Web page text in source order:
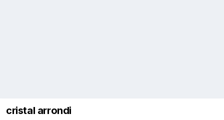
cristal arrondi